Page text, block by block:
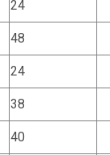
24
48
24
38
40